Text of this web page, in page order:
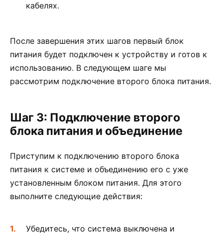
кабелях.
После завершения этих шагов первый блок
питания будет подключен к устройству и готов к
использованию. В следующем шаге мы
рассмотрим подключение второго блока питания.
Шаг 3: Подключение второго
блока питания и объединение
Приступим к подключению второго блока
питания к системе и объединению его с уже
установленным блоком питания. Для этого
выполните следующие действия:
Убедитесь, что система выключена и